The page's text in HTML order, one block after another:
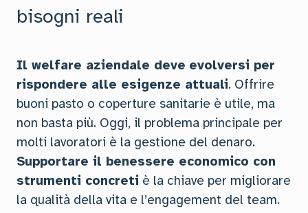
bisogni reali
Il welfare aziendale deve evolversi per
rispondere alle esigenze attuali. Offrire
buoni pasto o coperture sanitarie è utile, ma
non basta più. Oggi, il problema principale per
molti lavoratori è la gestione del denaro.
Supportare il benessere economico con
strumenti concreti è la chiave per migliorare
la qualità della vita e l’engagement del team.